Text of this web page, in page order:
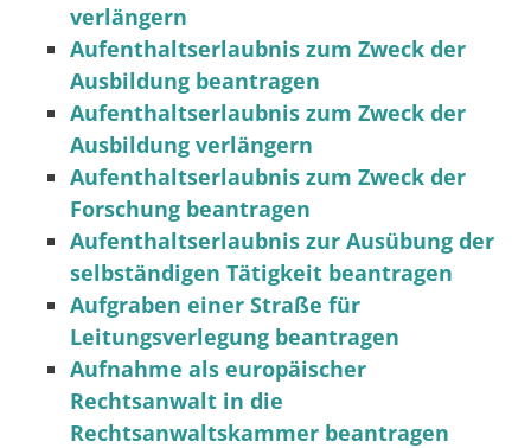
verlängern
Aufenthaltserlaubnis zum Zweck der
Ausbildung beantragen
Aufenthaltserlaubnis zum Zweck der
Ausbildung verlängern
Aufenthaltserlaubnis zum Zweck der
Forschung beantragen
Aufenthaltserlaubnis zur Ausübung der
selbständigen Tätigkeit beantragen
Aufgraben einer Straße für
Leitungsverlegung beantragen
Aufnahme als europäischer
Rechtsanwalt in die
Rechtsanwaltskammer beantragen